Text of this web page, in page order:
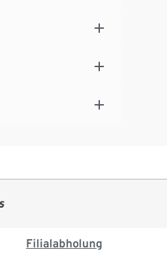
Filialabholung